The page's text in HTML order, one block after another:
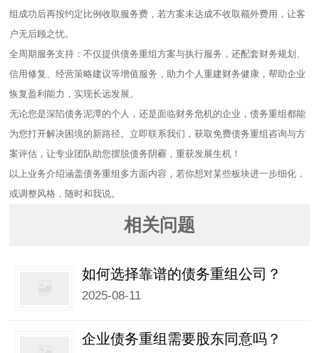
组成功后再按约定比例收取服务费，若方案未达成不收取额外费用，让客
户无后顾之忧。​
全周期服务支持：不仅提供债务重组方案与执行服务，还配套财务规划、
信用修复、经营策略建议等增值服务，助力个人重建财务健康，帮助企业
恢复盈利能力，实现长远发展。​
无论您是深陷债务泥潭的个人，还是面临财务危机的企业，债务重组都能
为您打开解决困境的新路径。立即联系我们，获取免费债务重组咨询与方
案评估，让专业团队助您摆脱债务阴霾，重获发展生机！​
以上业务介绍涵盖债务重组多方面内容，若你想对某些板块进一步细化，
或调整风格，随时和我说。
相关问题
如何选择靠谱的债务重组公司？​
2025-08-11
企业债务重组需要股东同意吗？​